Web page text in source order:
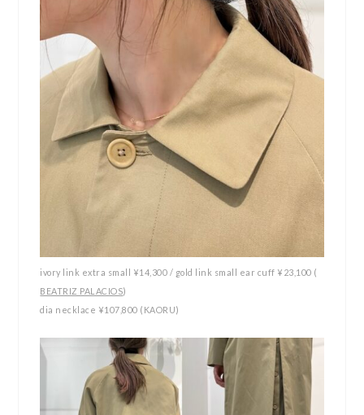
ivory link extra small ¥14,300 / gold link small ear cuff ¥23,100 (
BEATRIZ PALACIOS)
dia necklace ¥107,800 (KAORU)